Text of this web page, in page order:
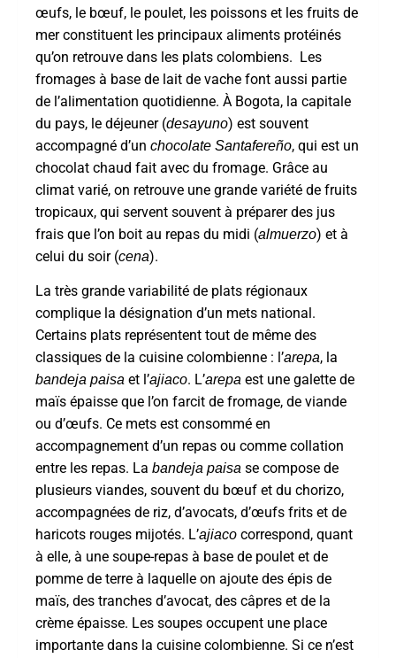
œufs, le bœuf, le poulet, les poissons et les fruits de
mer constituent les principaux aliments protéinés
qu’on retrouve dans les plats colombiens. Les
fromages à base de lait de vache font aussi partie
de l’alimentation quotidienne. À Bogota, la capitale
du pays, le déjeuner (desayuno) est souvent
accompagné d’un chocolate Santafereño, qui est un
chocolat chaud fait avec du fromage. Grâce au
climat varié, on retrouve une grande variété de fruits
tropicaux, qui servent souvent à préparer des jus
frais que l’on boit au repas du midi (almuerzo) et à
celui du soir (cena).
La très grande variabilité de plats régionaux
complique la désignation d’un mets national.
Certains plats représentent tout de même des
classiques de la cuisine colombienne : l’arepa, la
bandeja paisa et l’ajiaco. L’arepa est une galette de
maïs épaisse que l’on farcit de fromage, de viande
ou d’œufs. Ce mets est consommé en
accompagnement d’un repas ou comme collation
entre les repas. La bandeja paisa se compose de
plusieurs viandes, souvent du bœuf et du chorizo,
accompagnées de riz, d’avocats, d’œufs frits et de
haricots rouges mijotés. L’ajiaco correspond, quant
à elle, à une soupe-repas à base de poulet et de
pomme de terre à laquelle on ajoute des épis de
maïs, des tranches d’avocat, des câpres et de la
crème épaisse. Les soupes occupent une place
importante dans la cuisine colombienne. Si ce n’est